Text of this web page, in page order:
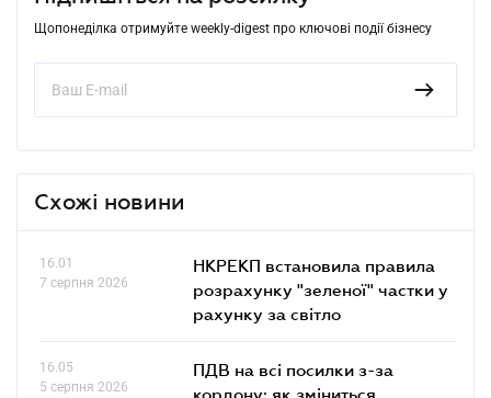
Щопонеділка отримуйте weekly-digest про ключові події бізнесу
Схожі новини
16.01
7 серпня 2026
НКРЕКП встановила правила
розрахунку "зеленої" частки у
рахунку за світло
16.05
5 серпня 2026
ПДВ на всі посилки з-за
кордону: як зміниться